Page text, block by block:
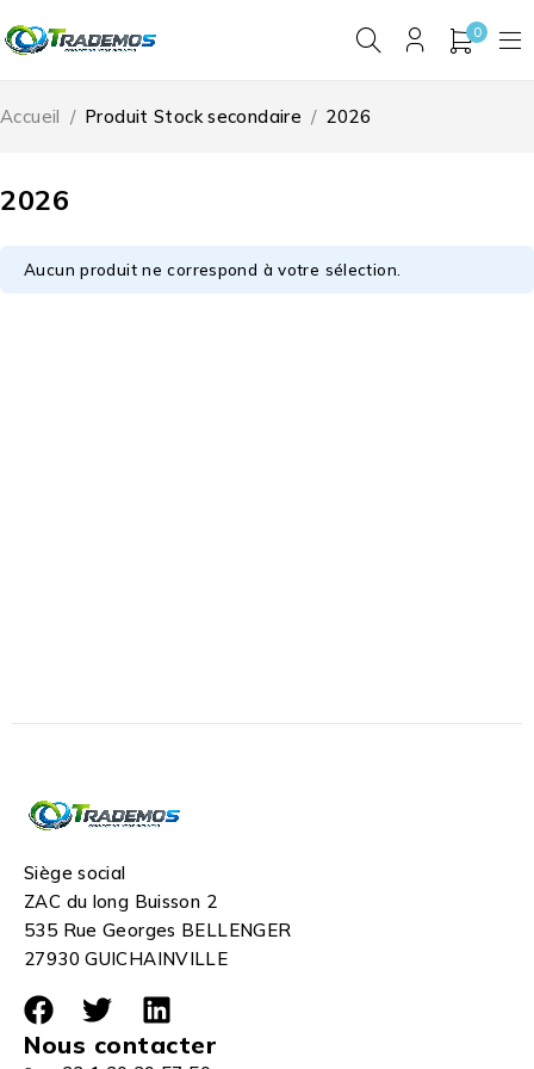
0
2026
Accueil / Produit Stock secondaire / 2026
Aucun produit ne correspond à votre sélection.
Siège social
ZAC du long Buisson 2
535 Rue Georges BELLENGER
27930 GUICHAINVILLE
Nous contacter